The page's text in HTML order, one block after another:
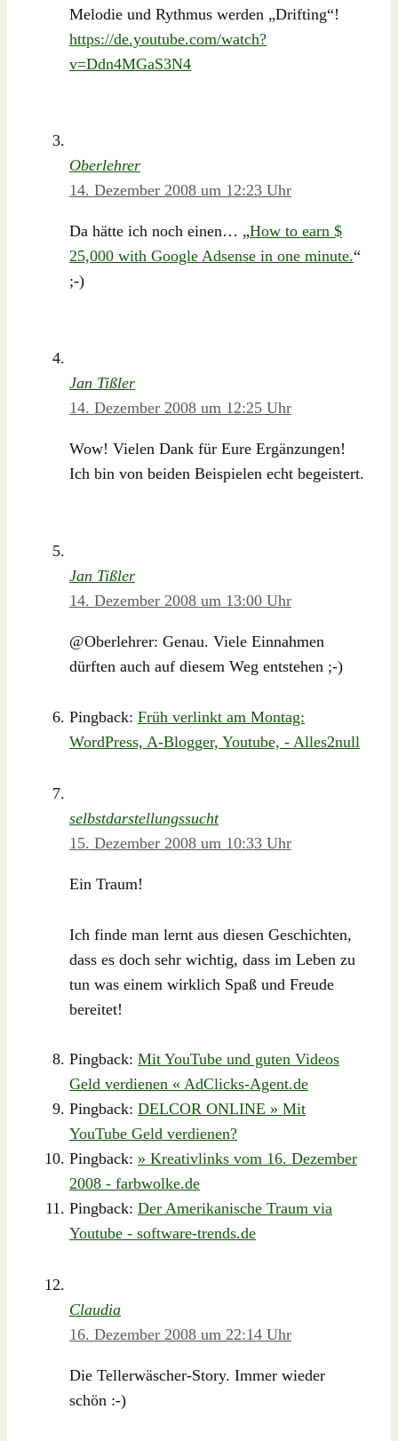
Melodie und Rythmus werden „Drifting“!
https://de.youtube.com/watch?
v=Ddn4MGaS3N4
Oberlehrer
14. Dezember 2008 um 12:23 Uhr
Da hätte ich noch einen… „How to earn $
25,000 with Google Adsense in one minute.“
;-)
Jan Tißler
14. Dezember 2008 um 12:25 Uhr
Wow! Vielen Dank für Eure Ergänzungen!
Ich bin von beiden Beispielen echt begeistert.
Jan Tißler
14. Dezember 2008 um 13:00 Uhr
@Oberlehrer: Genau. Viele Einnahmen
dürften auch auf diesem Weg entstehen ;-)
Pingback: Früh verlinkt am Montag:
WordPress, A-Blogger, Youtube, - Alles2null
selbstdarstellungssucht
15. Dezember 2008 um 10:33 Uhr
Ein Traum!
Ich finde man lernt aus diesen Geschichten,
dass es doch sehr wichtig, dass im Leben zu
tun was einem wirklich Spaß und Freude
bereitet!
Pingback: Mit YouTube und guten Videos
Geld verdienen « AdClicks-Agent.de
Pingback: DELCOR ONLINE » Mit
YouTube Geld verdienen?
Pingback: » Kreativlinks vom 16. Dezember
2008 - farbwolke.de
Pingback: Der Amerikanische Traum via
Youtube - software-trends.de
Claudia
16. Dezember 2008 um 22:14 Uhr
Die Tellerwäscher-Story. Immer wieder
schön :-)